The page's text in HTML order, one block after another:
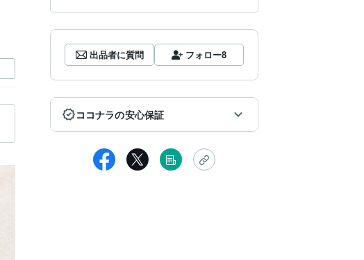
出品者に質問 フォロー8
ココナラの安心保証